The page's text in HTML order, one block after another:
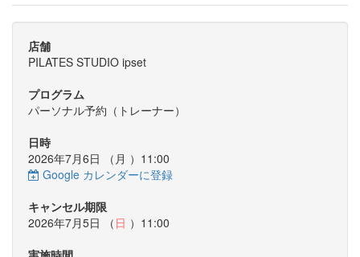
店舗
PILATES STUDIO ipset
プログラム
パーソナル予約（トレーナー）
日時
2026年7月6日 （ 月 ）11:00
Google カレンダーに登録
キャンセル期限
2026年7月5日 （ 日 ）11:00